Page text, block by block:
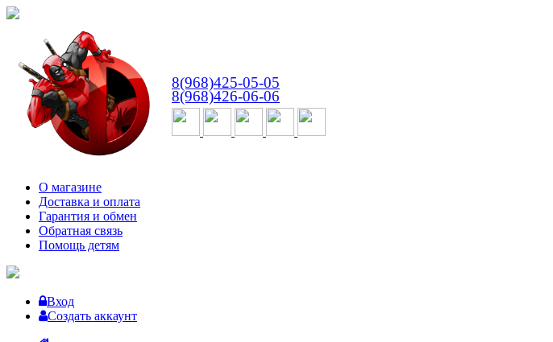
8(968)425-05-05
8(968)426-06-06
О магазине
Доставка и оплата
Гарантия и обмен
Обратная связь
Помощь детям
Вход
Создать аккаунт